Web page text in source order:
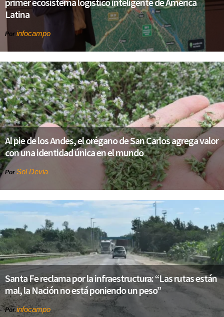
Latina
Por infocampo
Al pie de los Andes, el orégano de San Carlos agrega valor
con una identidad única en el mundo
Por Sol Devia
Santa Fe reclama por la infraestructura: “Las rutas están
mal, la Nación no está poniendo un peso”
Porinfocampo